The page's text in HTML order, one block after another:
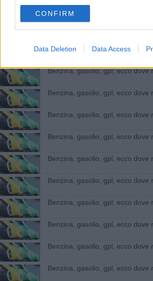
CONFIRM
Data Deletion Data Access
​Benzina, gasolio, gpl, ecco dove
​Benzina, gasolio, gpl, ecco dove
​Benzina, gasolio, gpl, ecco dove
​Benzina, gasolio, gpl, ecco dove
​Benzina, gasolio, gpl, ecco dove
​Benzina, gasolio, gpl, ecco dove
​Benzina, gasolio, gpl, ecco dove
​Benzina, gasolio, gpl, ecco dove
​Benzina, gasolio, gpl, ecco dove
​Benzina, gasolio, gpl, ecco dove
​Benzina, gasolio, gpl, ecco dove
​Benzina, gasolio, gpl, ecco dove